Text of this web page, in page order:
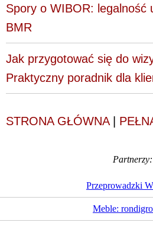
Spory o WIBOR: legalność
BMR
Jak przygotować się do
Praktyczny poradnik dla
STRONA GŁÓWNA|
Partnerzy:
Przeprowadzki
Meble: